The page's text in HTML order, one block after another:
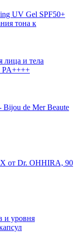
UV Gel SPF50+
тона к
и тела
PA++++
de Mer Beaute
от Dr. OHHIRA, 90
и уровня